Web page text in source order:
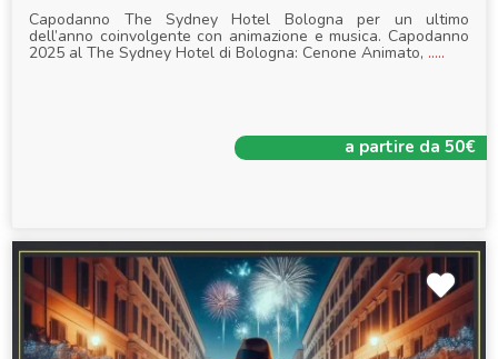
Capodanno The Sydney Hotel Bologna per un ultimo
dell’anno coinvolgente con animazione e musica. Capodanno
2025 al The Sydney Hotel di Bologna: Cenone Animato, .....
a partire da 50€